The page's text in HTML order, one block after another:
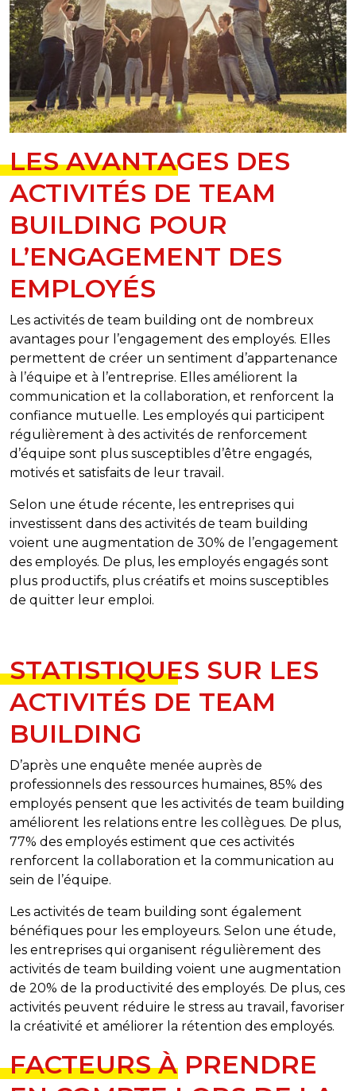
LES AVANTAGES DES
ACTIVITÉS DE TEAM
BUILDING POUR
L’ENGAGEMENT DES
EMPLOYÉS
Les activités de team building ont de nombreux
avantages pour l’engagement des employés. Elles
permettent de créer un sentiment d’appartenance
à l’équipe et à l’entreprise. Elles améliorent la
communication et la collaboration, et renforcent la
confiance mutuelle. Les employés qui participent
régulièrement à des activités de renforcement
d’équipe sont plus susceptibles d’être engagés,
motivés et satisfaits de leur travail.
Selon une étude récente, les entreprises qui
investissent dans des activités de team building
voient une augmentation de 30% de l’engagement
des employés. De plus, les employés engagés sont
plus productifs, plus créatifs et moins susceptibles
de quitter leur emploi.
STATISTIQUES SUR LES
ACTIVITÉS DE TEAM
BUILDING
D’après une enquête menée auprès de
professionnels des ressources humaines, 85% des
employés pensent que les activités de team building
améliorent les relations entre les collègues. De plus,
77% des employés estiment que ces activités
renforcent la collaboration et la communication au
sein de l’équipe.
Les activités de team building sont également
bénéfiques pour les employeurs. Selon une étude,
les entreprises qui organisent régulièrement des
activités de team building voient une augmentation
de 20% de la productivité des employés. De plus, ces
activités peuvent réduire le stress au travail, favoriser
la créativité et améliorer la rétention des employés.
FACTEURS À PRENDRE